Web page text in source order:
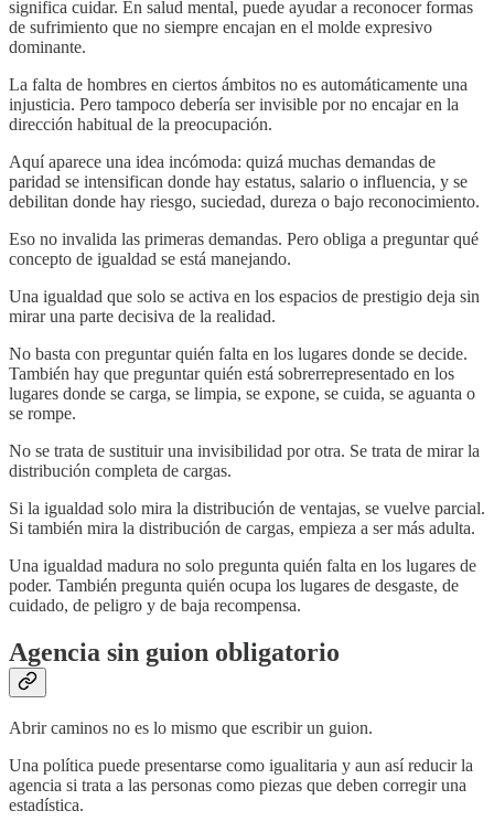
significa cuidar. En salud mental, puede ayudar a reconocer formas
de sufrimiento que no siempre encajan en el molde expresivo
dominante.
La falta de hombres en ciertos ámbitos no es automáticamente una
injusticia. Pero tampoco debería ser invisible por no encajar en la
dirección habitual de la preocupación.
Aquí aparece una idea incómoda: quizá muchas demandas de
paridad se intensifican donde hay estatus, salario o influencia, y se
debilitan donde hay riesgo, suciedad, dureza o bajo reconocimiento.
Eso no invalida las primeras demandas. Pero obliga a preguntar qué
concepto de igualdad se está manejando.
Una igualdad que solo se activa en los espacios de prestigio deja sin
mirar una parte decisiva de la realidad.
No basta con preguntar quién falta en los lugares donde se decide.
También hay que preguntar quién está sobrerrepresentado en los
lugares donde se carga, se limpia, se expone, se cuida, se aguanta o
se rompe.
No se trata de sustituir una invisibilidad por otra. Se trata de mirar la
distribución completa de cargas.
Si la igualdad solo mira la distribución de ventajas, se vuelve parcial.
Si también mira la distribución de cargas, empieza a ser más adulta.
Una igualdad madura no solo pregunta quién falta en los lugares de
poder. También pregunta quién ocupa los lugares de desgaste, de
cuidado, de peligro y de baja recompensa.
Agencia sin guion obligatorio
Abrir caminos no es lo mismo que escribir un guion.
Una política puede presentarse como igualitaria y aun así reducir la
agencia si trata a las personas como piezas que deben corregir una
estadística.